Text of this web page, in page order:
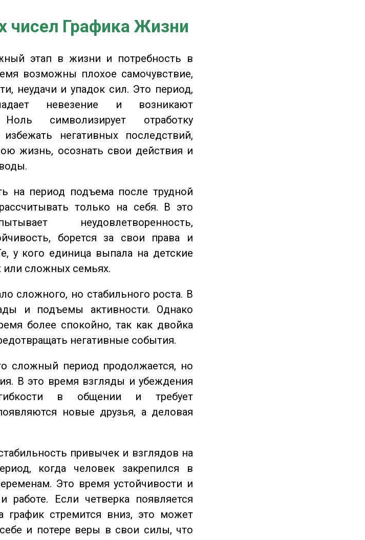
чисел Графика Жизни
этап в жизни и потребность в
возможны плохое самочувствие,
неудачи и упадок сил. Это период,
невезение и возникают
символизирует отработку
негативных последствий,
жизнь, осознать свои действия и
на период подъема после трудной
только на себя. В это
неудовлетворенность,
борется за свои права и
у кого единица выпала на детские
или сложных семьях.
сложного, но стабильного роста. В
и подъемы активности. Однако
более спокойно, так как двойка
негативные события.
сложный период продолжается, но
В это время взгляды и убеждения
в общении и требует
новые друзья, а деловая
привычек и взглядов на
когда человек закрепился в
Это время устойчивости и
Если четверка появляется
график стремится вниз, это может
и потере веры в свои силы, что